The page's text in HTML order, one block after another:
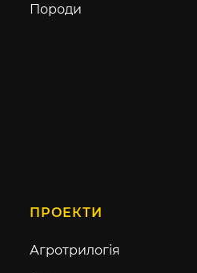
Породи
ПРОЕКТИ
Агротрилогія